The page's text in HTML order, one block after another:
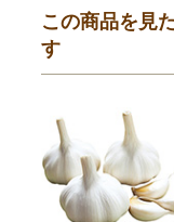
この商品を見
す